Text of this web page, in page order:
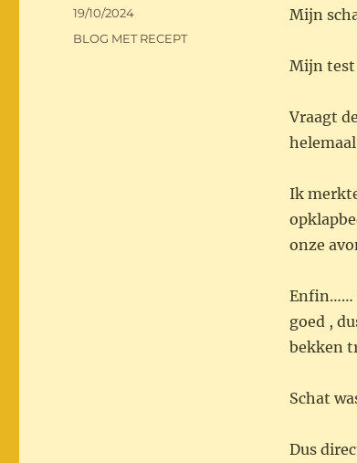
Mijn
Mijn test
Vraagt
Ik
onze
Enfin……
goed ,
bekken
Schat
Dus
Geplaatst
19/10/2024
Categorieën
BLOG MET RECEPT